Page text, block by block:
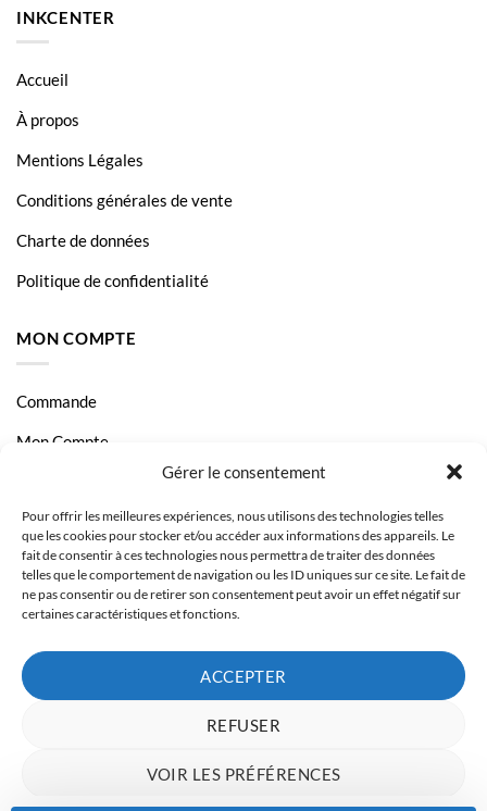
Gérer le consentement
Pour offrir les meilleures expériences, nous utilisons des technologies telles
que les cookies pour stocker et/ou accéder aux informations des appareils. Le
fait de consentir à ces technologies nous permettra de traiter des données
telles que le comportement de navigation ou les ID uniques sur ce site. Le fait de
ne pas consentir ou de retirer son consentement peut avoir un effet négatif sur
certaines caractéristiques et fonctions.
ACCEPTER
REFUSER
VOIR LES PRÉFÉRENCES
INKCENTER
Accueil
À propos
Mentions Légales
Conditions générales de vente
Charte de données
Politique de confidentialité
MON COMPTE
Commande
Mon Compte
Livraison et Paiement
Page Contact